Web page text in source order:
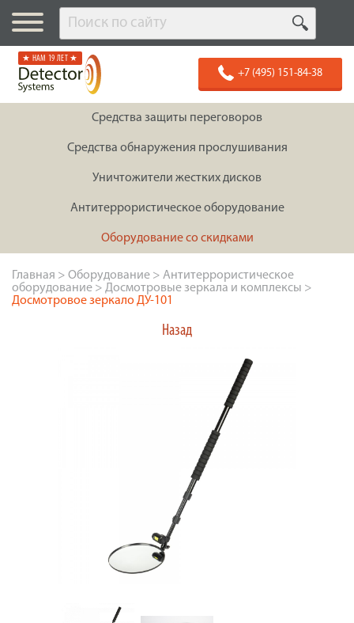
★ НАМ 19 ЛЕТ ★
+7 (495) 151-84-38
Средства защиты переговоров
Средства обнаружения прослушивания
Уничтожители жестких дисков
Антитеррористическое оборудование
Оборудование со скидками
Главная > Оборудование > Антитеррористическое
оборудование > Досмотровые зеркала и комплексы >
Досмотровое зеркало ДУ-101
Назад